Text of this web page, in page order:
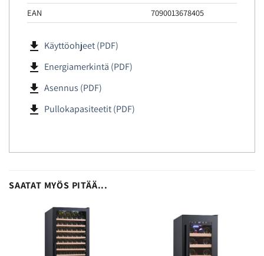
EAN
7090013678405
file_download Käyttöohjeet (PDF)
file_download Energiamerkintä (PDF)
file_download Asennus (PDF)
file_download Pullokapasiteetit (PDF)
SAATAT MYÖS PITÄÄ...